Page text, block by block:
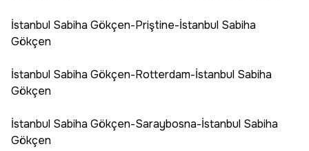
İstanbul Sabiha Gökçen-Priştine-İstanbul Sabiha
Gökçen
İstanbul Sabiha Gökçen-Rotterdam-İstanbul Sabiha
Gökçen
İstanbul Sabiha Gökçen-Saraybosna-İstanbul Sabiha
Gökçen